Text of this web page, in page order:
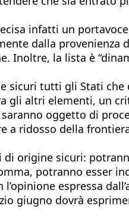
infatti un
dalla provenienza
Inoltre, la lista è
sicuri tutti gli Stati
gli altri elementi, un
oggetto di
a ridosso della
origine sicuri:
potranno esser
espressa
giugno dovrà